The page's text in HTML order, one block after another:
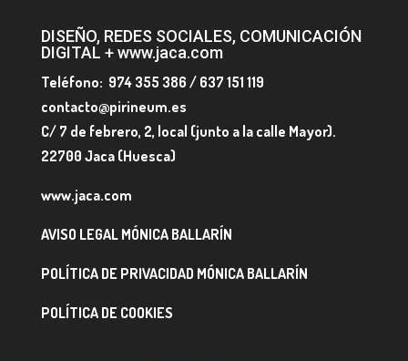
DISEÑO, REDES SOCIALES, COMUNICACIÓN
DIGITAL + www.jaca.com
Teléfono: 974 355 386 / 637 151 119
contacto@pirineum.es
C/ 7 de febrero, 2, local (junto a la calle Mayor).
22700 Jaca (Huesca)
www.jaca.com
AVISO LEGAL MÓNICA BALLARÍN
POLÍTICA DE PRIVACIDAD MÓNICA BALLARÍN
POLÍTICA DE COOKIES